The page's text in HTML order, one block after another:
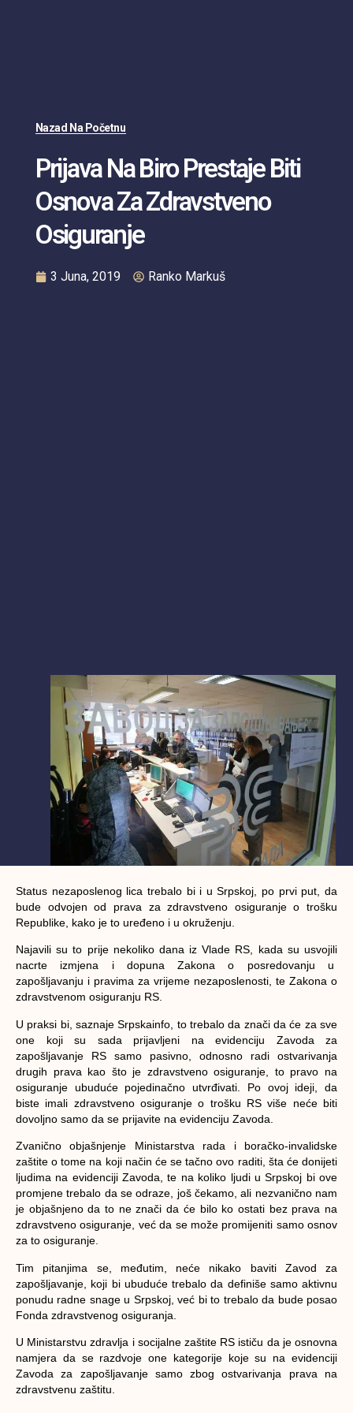
Nazad Na Početnu
Prijava Na Biro Prestaje Biti
Osnova Za Zdravstveno
Osiguranje
3 Juna, 2019 Ranko Markuš
Status nezaposlenog lica trebalo bi i u Srpskoj, po prvi put, da
bude odvojen od prava za zdravstveno osiguranje o trošku
Republike, kako je to uređeno i u okruženju.
Najavili su to prije nekoliko dana iz Vlade RS, kada su usvojili
nacrte izmjena i dopuna Zakona o posredovanju u
zapošljavanju i pravima za vrijeme nezaposlenosti, te Zakona o
zdravstvenom osiguranju RS.
U praksi bi, saznaje Srpskainfo, to trebalo da znači da će za sve
one koji su sada prijavljeni na evidenciju Zavoda za
zapošljavanje RS samo pasivno, odnosno radi ostvarivanja
drugih prava kao što je zdravstveno osiguranje, to pravo na
osiguranje ubuduće pojedinačno utvrđivati. Po ovoj ideji, da
biste imali zdravstveno osiguranje o trošku RS više neće biti
dovoljno samo da se prijavite na evidenciju Zavoda.
Zvanično objašnjenje Ministarstva rada i boračko-invalidske
zaštite o tome na koji način će se tačno ovo raditi, šta će donijeti
ljudima na evidenciji Zavoda, te na koliko ljudi u Srpskoj bi ove
promjene trebalo da se odraze, još čekamo, ali nezvanično nam
je objašnjeno da to ne znači da će bilo ko ostati bez prava na
zdravstveno osiguranje, već da se može promijeniti samo osnov
za to osiguranje.
Tim pitanjima se, međutim, neće nikako baviti Zavod za
zapošljavanje, koji bi ubuduće trebalo da definiše samo aktivnu
ponudu radne snage u Srpskoj, već bi to trebalo da bude posao
Fonda zdravstvenog osiguranja.
U Ministarstvu zdravlja i socijalne zaštite RS ističu da je osnovna
namjera da se razdvoje one kategorije koje su na evidenciji
Zavoda za zapošljavanje samo zbog ostvarivanja prava na
zdravstvenu zaštitu.